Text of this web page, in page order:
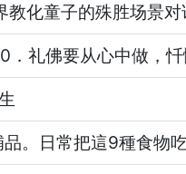
教化童子的殊胜场景对
．礼佛要从心中做，
。日常把這9種食物